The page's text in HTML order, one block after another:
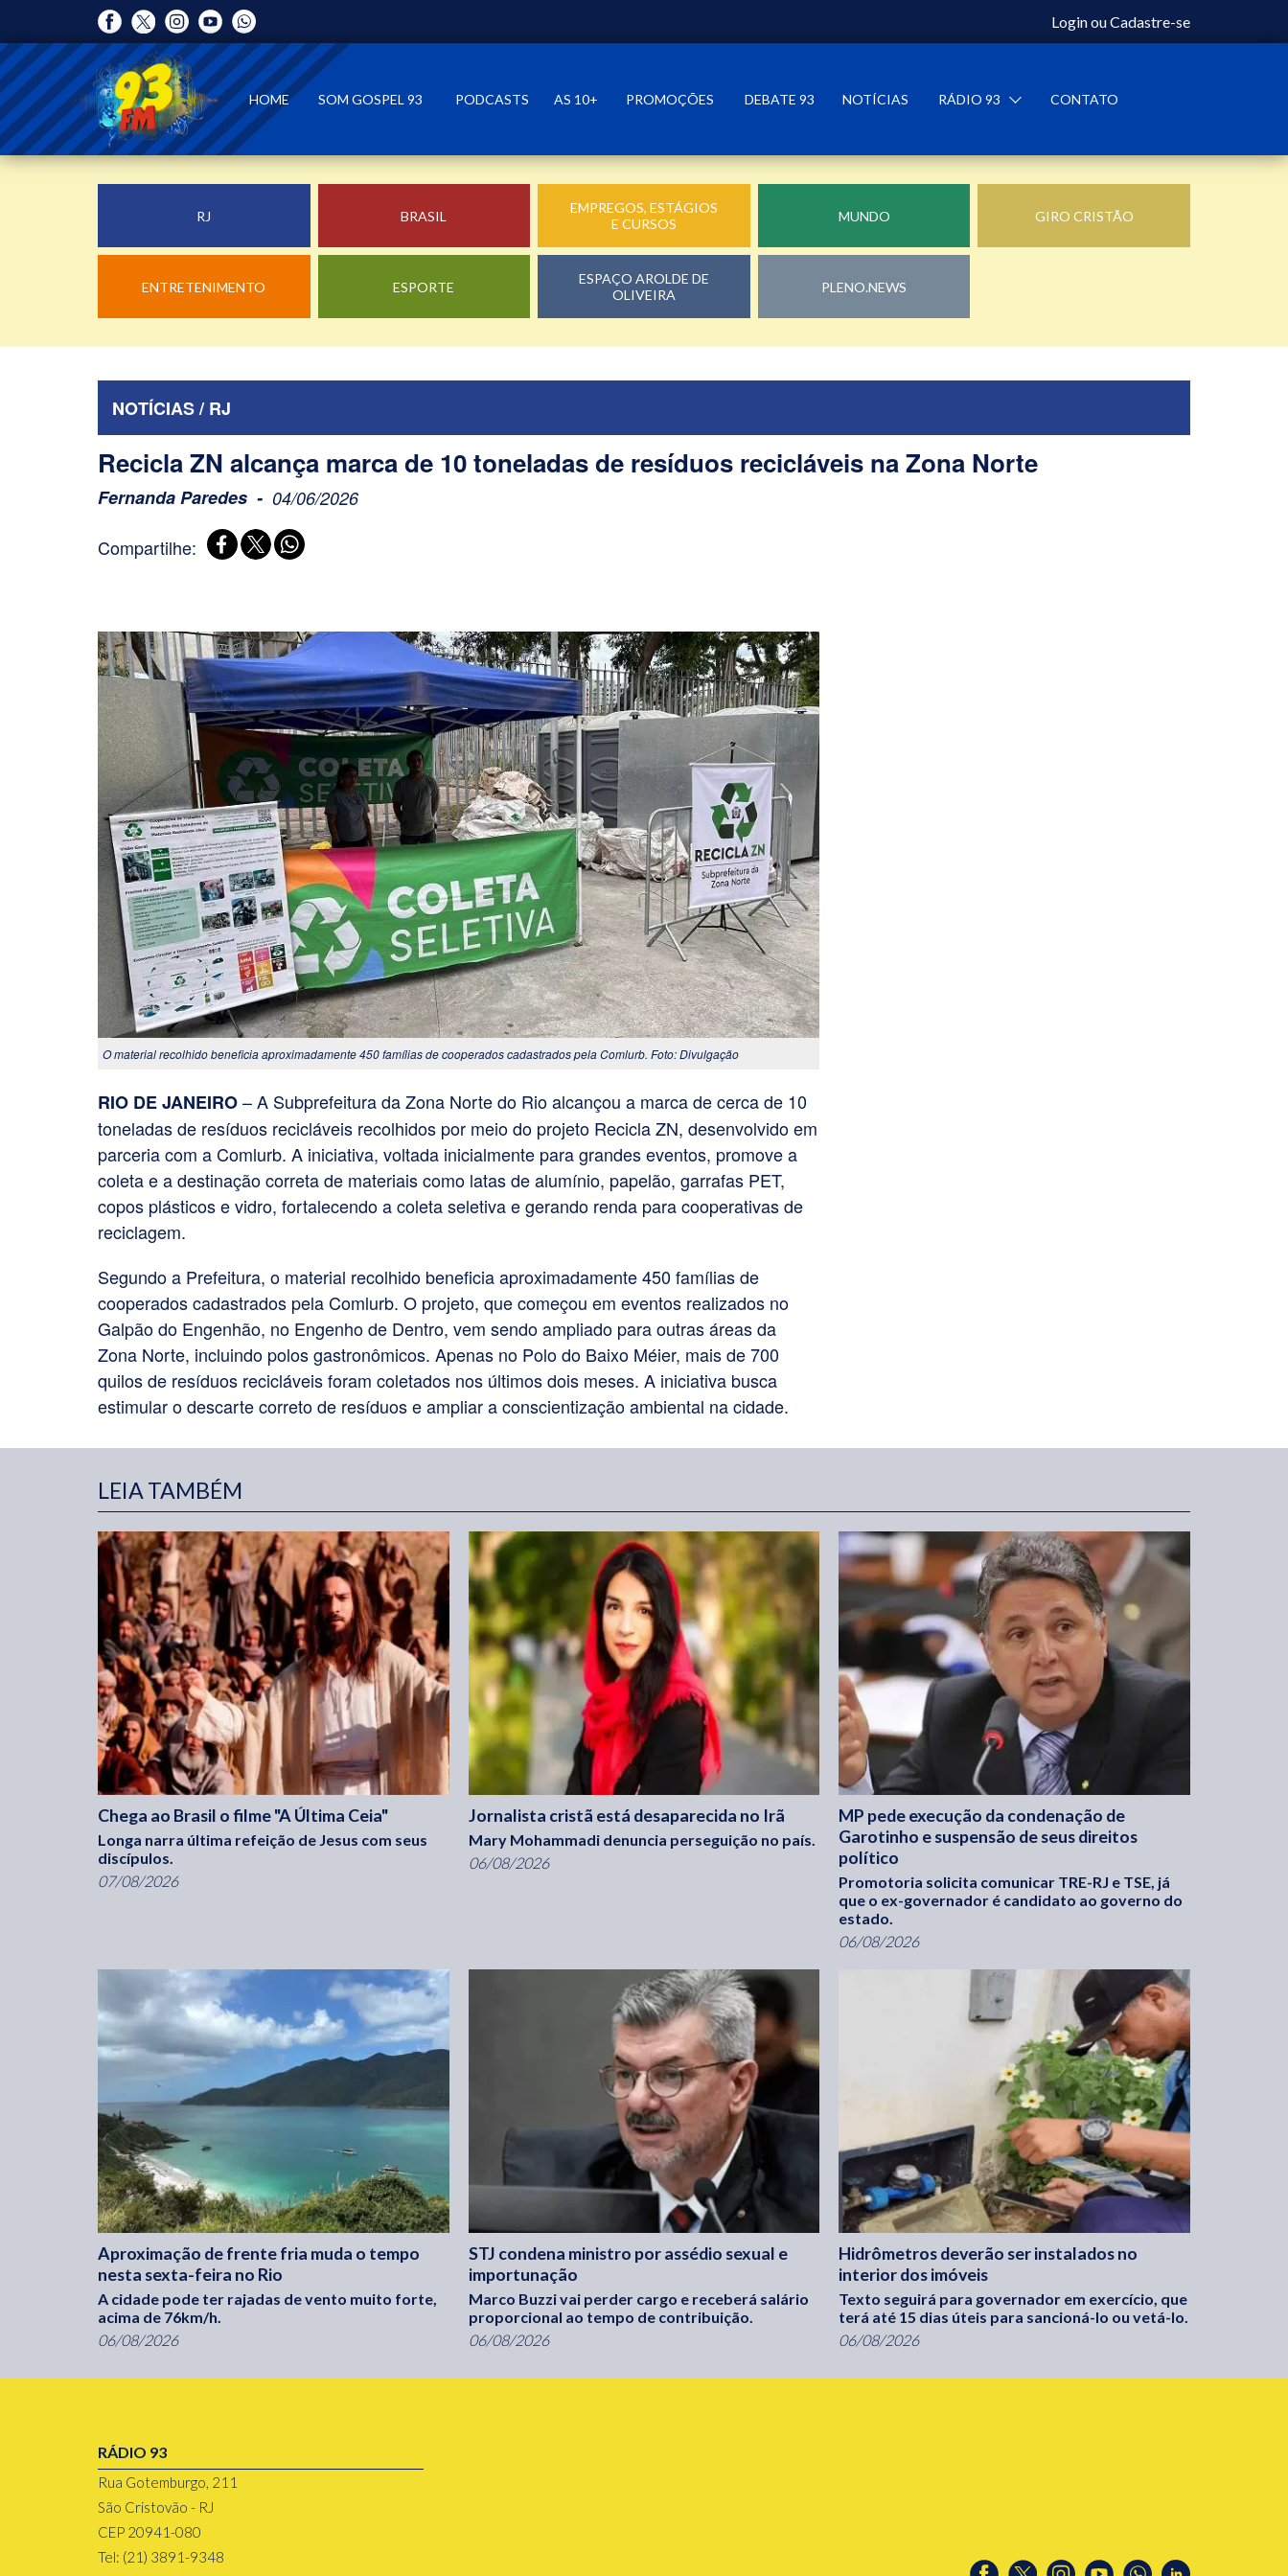
LoginouCadastre-se
HOME SOM GOSPEL 93 PODCASTS AS 10+ PROMOÇÕES DEBATE 93 NOTÍCIAS RÁDIO 93 CONTATO
RJ BRASIL
EMPREGOS, ESTÁGIOS
E CURSOS
MUNDO GIRO CRISTÃO
ENTRETENIMENTO ESPORTE
ESPAÇO AROLDE DE
OLIVEIRA
PLENO.NEWS
NOTÍCIAS / RJ
Recicla ZN alcança marca de 10 toneladas de resíduos recicláveis na Zona Norte
Fernanda Paredes 04/06/2026
Compartilhe:
O material recolhido beneficia aproximadamente 450 famílias de cooperados cadastrados pela Comlurb. Foto: Divulgação
RIO DE JANEIRO– A Subprefeitura da Zona Norte do Rio alcançou a marca de cerca de 10
toneladas de resíduos recicláveis recolhidos por meio do projeto Recicla ZN, desenvolvido em
parceria com a Comlurb. A iniciativa, voltada inicialmente para grandes eventos, promove a
coleta e a destinação correta de materiais como latas de alumínio, papelão, garrafas PET,
copos plásticos e vidro, fortalecendo a coleta seletiva e gerando renda para cooperativas de
reciclagem.
Segundo a Prefeitura, o material recolhido beneficia aproximadamente 450 famílias de
cooperados cadastrados pela Comlurb. O projeto, que começou em eventos realizados no
Galpão do Engenhão, no Engenho de Dentro, vem sendo ampliado para outras áreas da
Zona Norte, incluindo polos gastronômicos. Apenas no Polo do Baixo Méier, mais de 700
quilos de resíduos recicláveis foram coletados nos últimos dois meses. A iniciativa busca
estimular o descarte correto de resíduos e ampliar a conscientização ambiental na cidade.
LEIA TAMBÉM
Chega ao Brasil o filme "A Última Ceia"
Longa narra última refeição de Jesus com seus
discípulos.
07/08/2026
Jornalista cristã está desaparecida no Irã
Mary Mohammadi denuncia perseguição no país.
06/08/2026
MP pede execução da condenação de
Garotinho e suspensão de seus direitos
político
Promotoria solicita comunicar TRE-RJ e TSE, já
que o ex-governador é candidato ao governo do
estado.
06/08/2026
Aproximação de frente fria muda o tempo
nesta sexta-feira no Rio
A cidade pode ter rajadas de vento muito forte,
acima de 76km/h.
06/08/2026
STJ condena ministro por assédio sexual e
importunação
Marco Buzzi vai perder cargo e receberá salário
proporcional ao tempo de contribuição.
06/08/2026
Hidrômetros deverão ser instalados no
interior dos imóveis
Texto seguirá para governador em exercício, que
terá até 15 dias úteis para sancioná-lo ou vetá-lo.
06/08/2026
RÁDIO 93
Rua Gotemburgo, 211
São Cristovão - RJ
CEP 20941-080
Tel: (21) 3891-9348